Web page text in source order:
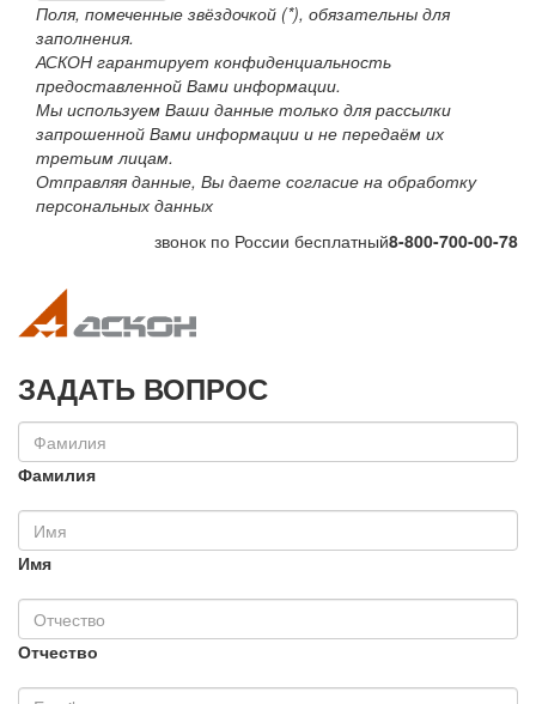
Поля, помеченные звёздочкой (*), обязательны для
заполнения.
АСКОН гарантирует конфиденциальность
предоставленной Вами информации.
Мы используем Ваши данные только для рассылки
запрошенной Вами информации и не передаём их
третьим лицам.
Отправляя данные, Вы даете согласие на обработку
персональных данных
звонок по России бесплатный8-800-700-00-78
ЗАДАТЬ ВОПРОС
Фамилия
Имя
Отчество